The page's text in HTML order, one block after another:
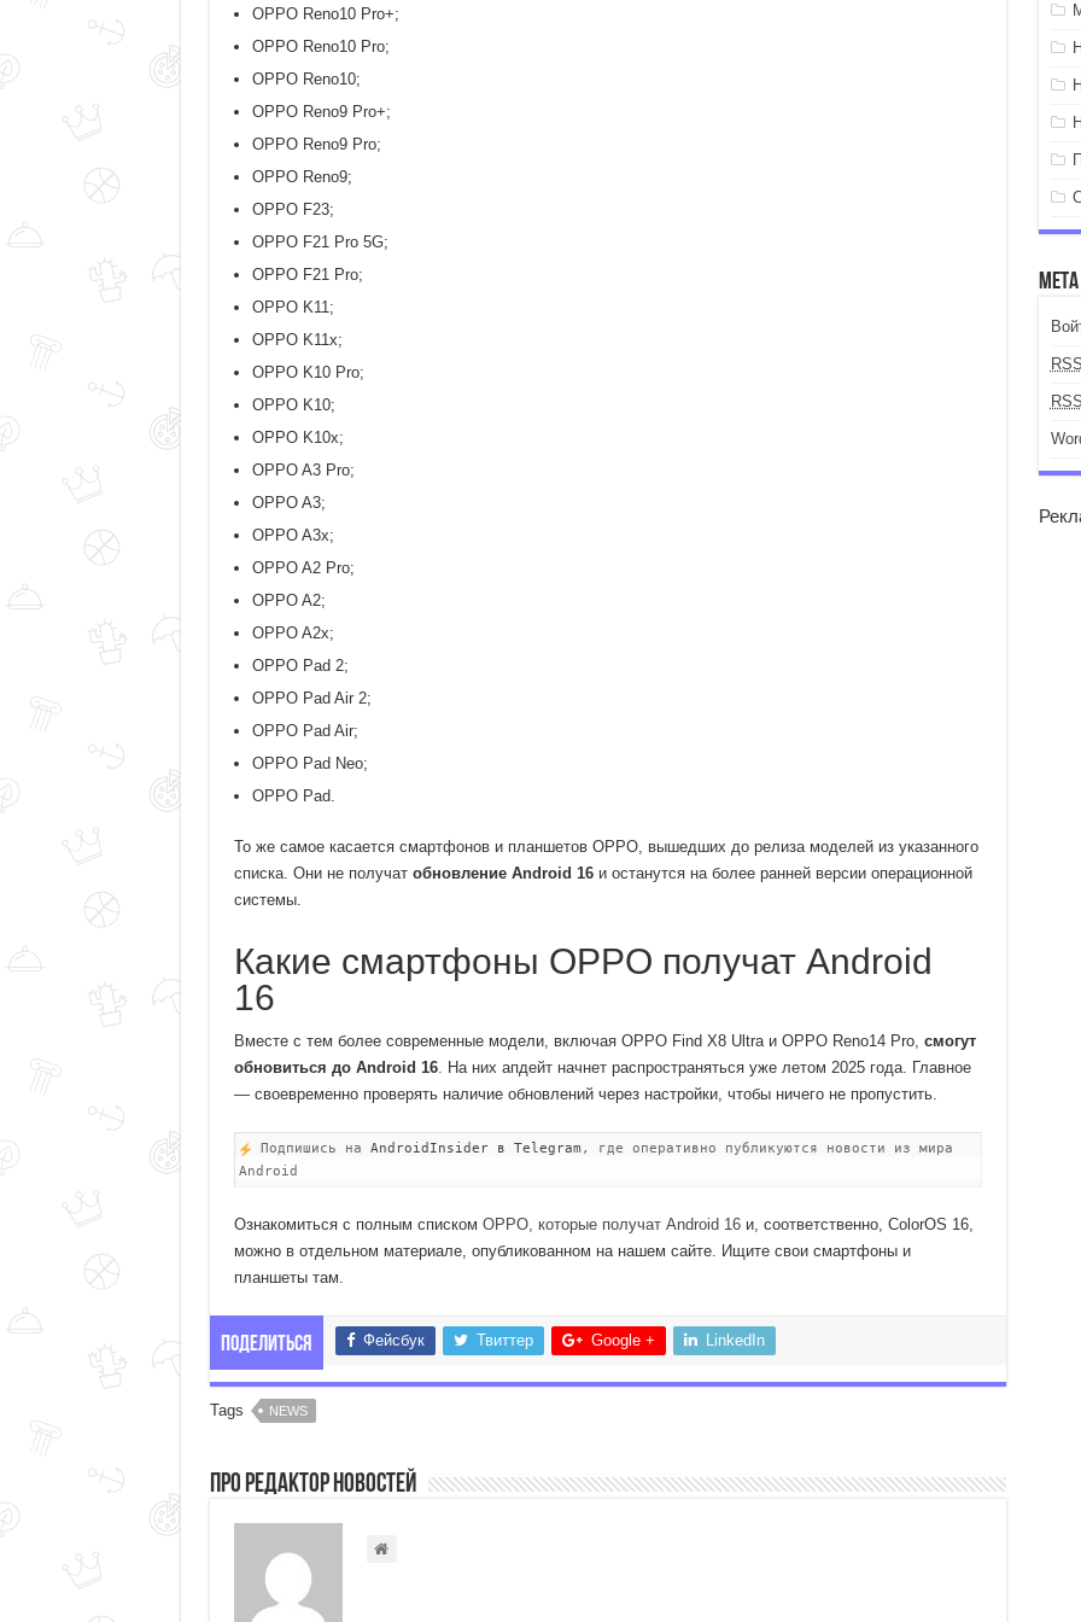
OPPO Reno10 Pro+;
OPPO Reno10 Pro;
OPPO Reno10;
OPPO Reno9 Pro+;
OPPO Reno9 Pro;
OPPO Reno9;
OPPO F23;
OPPO F21 Pro 5G;
OPPO F21 Pro;
OPPO K11;
OPPO K11x;
OPPO K10 Pro;
OPPO K10;
OPPO K10x;
OPPO A3 Pro;
OPPO A3;
OPPO A3x;
OPPO A2 Pro;
OPPO A2;
OPPO A2x;
OPPO Pad 2;
OPPO Pad Air 2;
OPPO Pad Air;
OPPO Pad Neo;
OPPO Pad.
То же самое касается смартфонов и планшетов OPPO, вышедших до релиза моделей из указанного
списка. Они не получат обновление Android 16и останутся на более ранней версии операционной
системы.
Какие смартфоны OPPO получат Android
16
Вместе с тем более современные модели, включая OPPO Find X8 Ultra и OPPO Reno14 Pro, смогут
обновиться до Android 16. На них апдейт начнет распространяться уже летом 2025 года. Главное
— своевременно проверять наличие обновлений через настройки, чтобы ничего не пропустить.
Подпишись на AndroidInsider в Telegram , где оперативно публикуются новости из мира
Android
Ознакомиться с полным списком OPPO, которые получат Android 16и, соответственно, ColorOS 16,
можно в отдельном материале, опубликованном на нашем сайте. Ищите свои смартфоны и
планшеты там.
Поделиться Фейсбук Твиттер Google + LinkedIn
Tags NEWS
Про Редактор Новостей
Мета
RSS
RSS